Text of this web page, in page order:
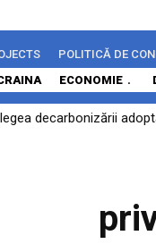
POLITICĂ DE
ECONOMIE
decarbonizării